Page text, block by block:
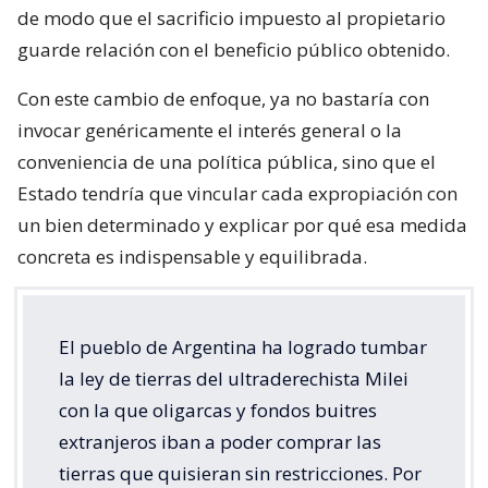
de modo que el sacrificio impuesto al propietario
guarde relación con el beneficio público obtenido.
Con este cambio de enfoque, ya no bastaría con
invocar genéricamente el interés general o la
conveniencia de una política pública, sino que el
Estado tendría que vincular cada expropiación con
un bien determinado y explicar por qué esa medida
concreta es indispensable y equilibrada.
El pueblo de Argentina ha logrado tumbar
la ley de tierras del ultraderechista Milei
con la que oligarcas y fondos buitres
extranjeros iban a poder comprar las
tierras que quisieran sin restricciones. Por